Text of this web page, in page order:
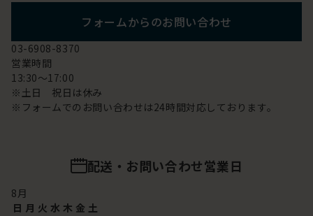
フォームからのお問い合わせ
03-6908-8370
営業時間
13:30～17:00
※土日 祝日は休み
※フォームでのお問い合わせは24時間対応しております。
配送・お問い合わせ営業日
8 月
日 月 火 水 木 金 土